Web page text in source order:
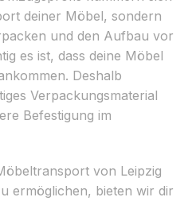
deiner Möbel, sondern
und den Aufbau vor
es ist, dass deine Möbel
Deshalb
Verpackungsmaterial
Befestigung im
von Leipzig
ermöglichen, bieten wir dir